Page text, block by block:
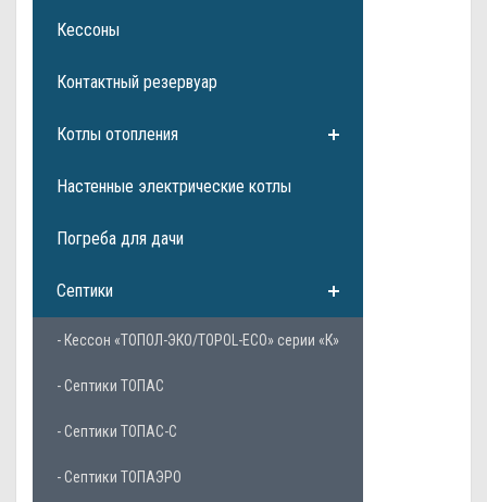
Кессоны
Контактный резервуар
Котлы отопления
Настенные электрические котлы
Погреба для дачи
Септики
- Кессон «ТОПОЛ-ЭКО/TOPOL-ECO» серии «К»
- Септики ТОПАС
- Септики ТОПАС-С
- Септики ТОПАЭРО